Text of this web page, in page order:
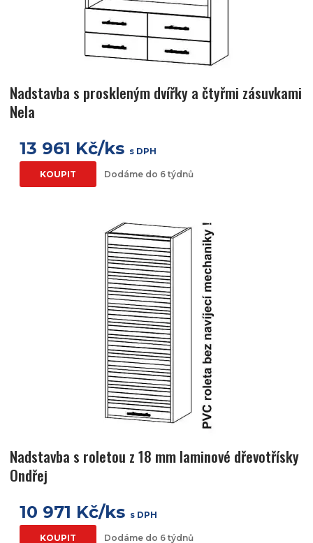
Nadstavba s proskleným dvířky a čtyřmi zásuvkami
Nela
13 961 Kč/ks s DPH
KOUPIT Dodáme do 6 týdnů
Nadstavba s roletou z 18 mm laminové dřevotřísky
Ondřej
10 971 Kč/ks s DPH
KOUPIT Dodáme do 6 týdnů